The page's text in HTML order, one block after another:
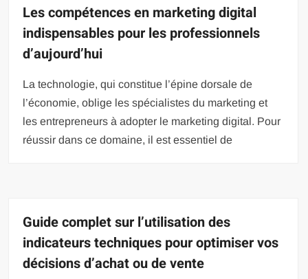
Les compétences en marketing digital
indispensables pour les professionnels
d’aujourd’hui
La technologie, qui constitue l’épine dorsale de
l’économie, oblige les spécialistes du marketing et
les entrepreneurs à adopter le marketing digital. Pour
réussir dans ce domaine, il est essentiel de
Guide complet sur l’utilisation des
indicateurs techniques pour optimiser vos
décisions d’achat ou de vente